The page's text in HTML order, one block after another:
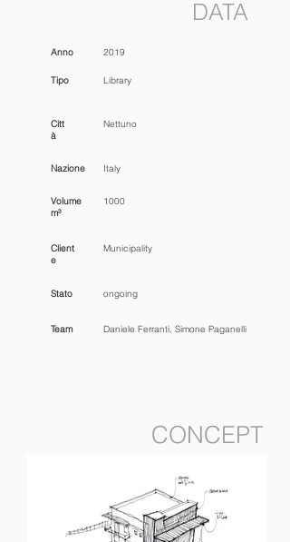
DATA
Anno 2019
Tipo Library
Citt
à
Nazione
Volume
m³
Client
e
Stato
Team
Nettuno
Italy
1000
Municipality
ongoing
Daniele Ferranti, Simone Paganelli
CONCEPT